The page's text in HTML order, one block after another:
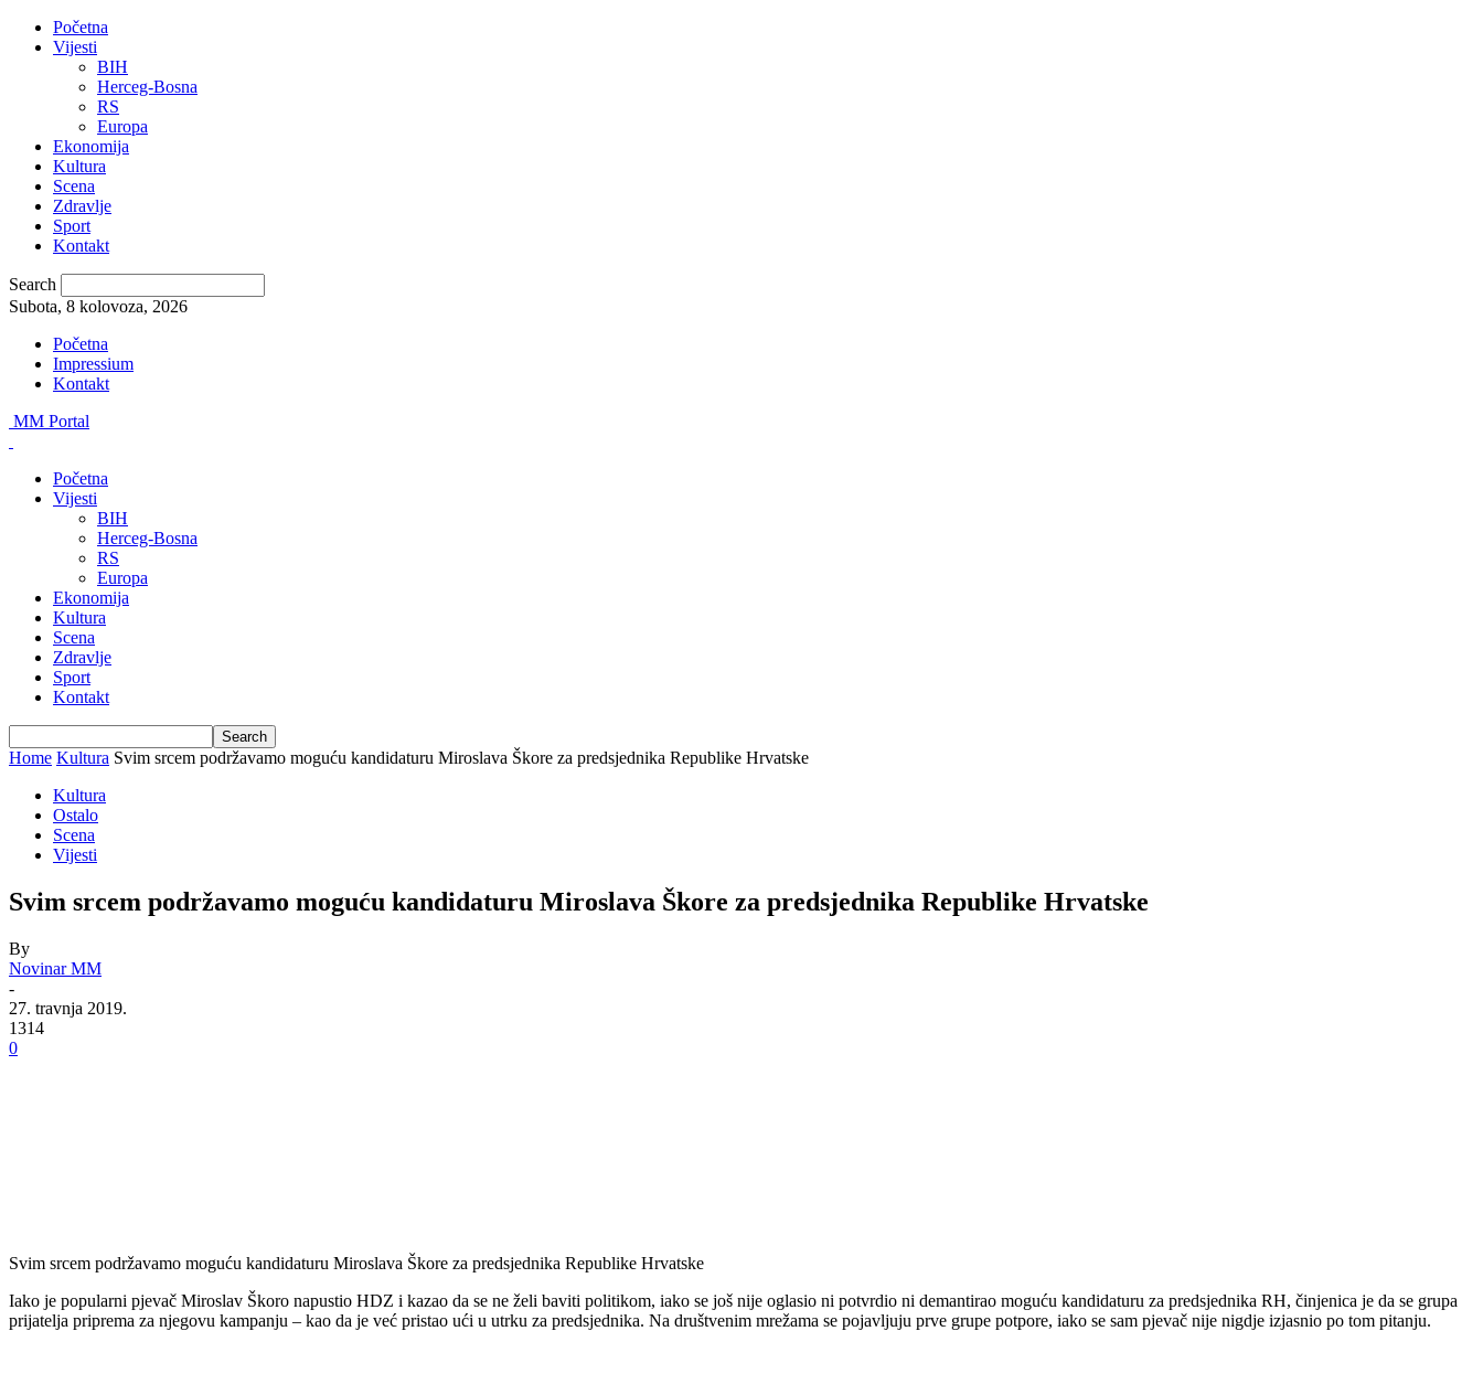
Početna
Vijesti
BIH
Herceg-Bosna
RS
Europa
Ekonomija
Kultura
Scena
Zdravlje
Sport
Kontakt
Search
Subota, 8 kolovoza, 2026
Početna
Impressium
Kontakt
MM Portal
Početna
Vijesti
BIH
Herceg-Bosna
RS
Europa
Ekonomija
Kultura
Scena
Zdravlje
Sport
Kontakt
Home Kultura Svim srcem podržavamo moguću kandidaturu Miroslava Škore za predsjednika Republike Hrvatske
Kultura
Ostalo
Scena
Vijesti
Svim srcem podržavamo moguću kandidaturu Miroslava Škore za predsjednika Republike Hrvatske
By
Novinar MM
-
27. travnja 2019.
1314
0
Svim srcem podržavamo moguću kandidaturu Miroslava Škore za predsjednika Republike Hrvatske
Iako je popularni pjevač Miroslav Škoro napustio HDZ i kazao da se ne želi baviti politikom, iako se još nije oglasio ni potvrdio ni demantirao moguću kandidaturu za predsjednika RH, činjenica je da se grupa
prijatelja priprema za njegovu kampanju – kao da je već pristao ući u utrku za predsjednika. Na društvenim mrežama se pojavljuju prve grupe potpore, iako se sam pjevač nije nigdje izjasnio po tom pitanju.